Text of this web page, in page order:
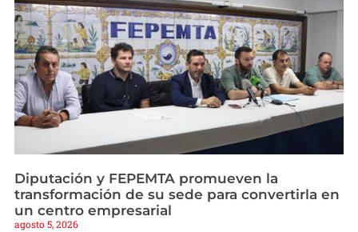
Diputación y FEPEMTA promueven la
transformación de su sede para convertirla en
un centro empresarial
agosto 5, 2026